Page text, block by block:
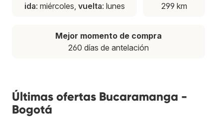
ida: miércoles, vuelta: lunes
299 km
Mejor momento de compra
260 días de antelación
Últimas ofertas Bucaramanga -
Bogotá